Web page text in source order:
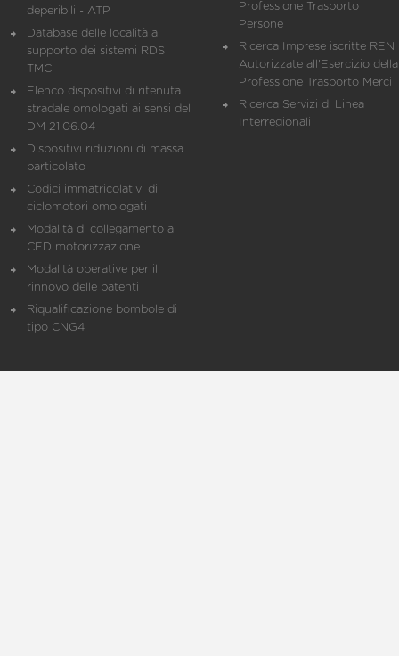
deperibili - ATP
Database delle località a
supporto dei sistemi RDS
TMC
Elenco dispositivi di ritenuta
stradale omologati ai sensi del
DM 21.06.04
Dispositivi riduzioni di massa
particolato
Codici immatricolativi di
ciclomotori omologati
Modalità di collegamento al
CED motorizzazione
Modalità operative per il
rinnovo delle patenti
Riqualificazione bombole di
tipo CNG4
Professione Trasporto
Persone
Ricerca Imprese iscritte REN
Autorizzate all'Esercizio della
Professione Trasporto Merci
Ricerca Servizi di Linea
Interregionali